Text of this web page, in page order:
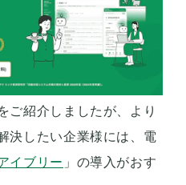
ご紹介しましたが、より
決したい企業様には、電
イブリー 」の導入がおす